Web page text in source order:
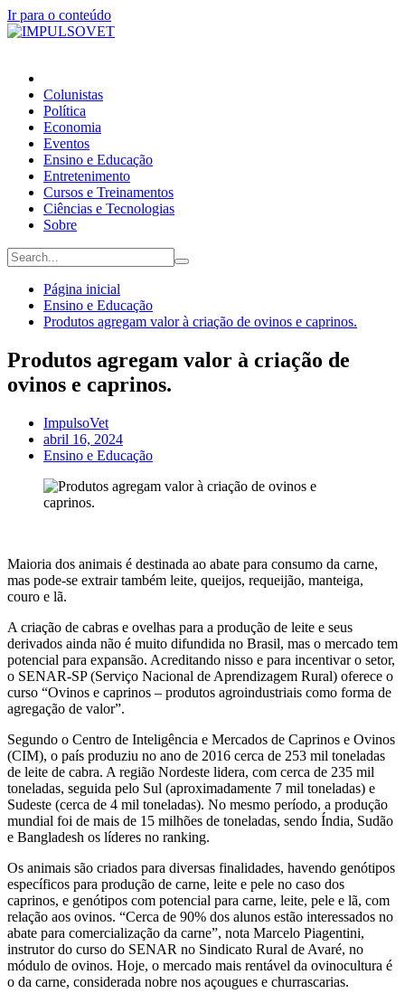
Ir para o conteúdo
Colunistas
Política
Economia
Eventos
Ensino e Educação
Entretenimento
Cursos e Treinamentos
Ciências e Tecnologias
Sobre
Página inicial
Ensino e Educação
Produtos agregam valor à criação de ovinos e caprinos.
Produtos agregam valor à criação de
ovinos e caprinos.
ImpulsoVet
abril 16, 2024
Ensino e Educação
Maioria dos animais é destinada ao abate para consumo da carne,
mas pode-se extrair também leite, queijos, requeijão, manteiga,
couro e lã.
A criação de cabras e ovelhas para a produção de leite e seus
derivados ainda não é muito difundida no Brasil, mas o mercado tem
potencial para expansão. Acreditando nisso e para incentivar o setor,
o SENAR-SP (Serviço Nacional de Aprendizagem Rural) oferece o
curso “Ovinos e caprinos – produtos agroindustriais como forma de
agregação de valor”.
Segundo o Centro de Inteligência e Mercados de Caprinos e Ovinos
(CIM), o país produziu no ano de 2016 cerca de 253 mil toneladas
de leite de cabra. A região Nordeste lidera, com cerca de 235 mil
toneladas, seguida pelo Sul (aproximadamente 7 mil toneladas) e
Sudeste (cerca de 4 mil toneladas). No mesmo período, a produção
mundial foi de mais de 15 milhões de toneladas, sendo Índia, Sudão
e Bangladesh os líderes no ranking.
Os animais são criados para diversas finalidades, havendo genótipos
específicos para produção de carne, leite e pele no caso dos
caprinos, e genótipos com potencial para carne, leite, pele e lã, com
relação aos ovinos. “Cerca de 90% dos alunos estão interessados no
abate para comercialização da carne”, nota Marcelo Piagentini,
instrutor do curso do SENAR no Sindicato Rural de Avaré, no
módulo de ovinos. Hoje, o mercado mais rentável da ovinocultura é
o da carne, considerada nobre nos açougues e churrascarias.